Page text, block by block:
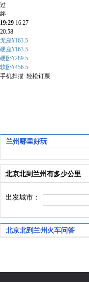
过
终
19:29 16:27
20:58
无座¥163.5
硬座¥163.5
硬卧¥289.5
软卧¥456.5
手机扫描 轻松订票
兰州哪里好玩
北京北到兰州有多少公里
出发城市：
北京北到兰州火车问答